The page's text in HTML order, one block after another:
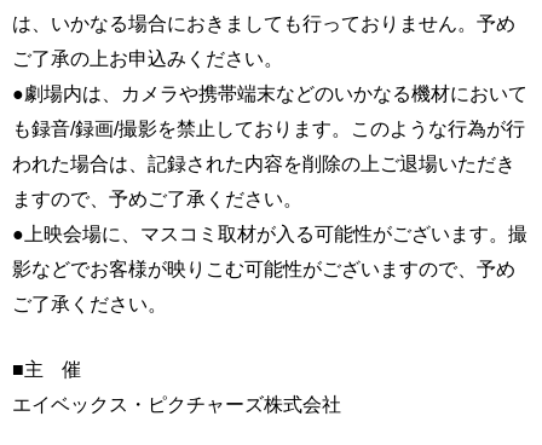
は、いかなる場合におきましても行っておりません。予め
ご了承の上お申込みください。
●劇場内は、カメラや携帯端末などのいかなる機材において
も録音/録画/撮影を禁止しております。このような行為が行
われた場合は、記録された内容を削除の上ご退場いただき
ますので、予めご了承ください。
●上映会場に、マスコミ取材が入る可能性がございます。撮
影などでお客様が映りこむ可能性がございますので、予め
ご了承ください。
■主 催
エイベックス・ピクチャーズ株式会社